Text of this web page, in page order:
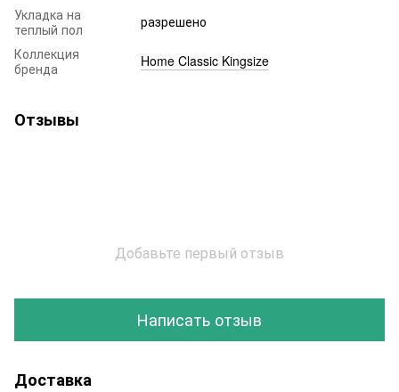
Укладка на
теплый пол
разрешено
Коллекция
бренда
Home Classic Kingsize
Отзывы
Добавьте первый отзыв
Написать отзыв
Доставка